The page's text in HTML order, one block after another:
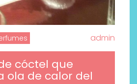
admin
cóctel que
ola de calor del